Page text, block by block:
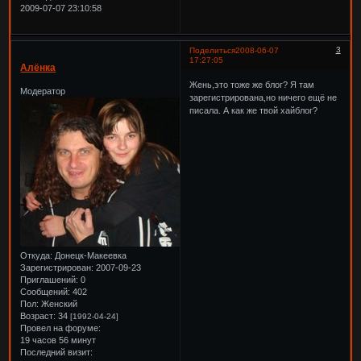
2009-07-07 23:10:58
Поделиться 3
2008-06-07
17:27:05
Алёнка
Модератор
Откуда: Донецк-Макеевка
Зарегистрирован: 2007-09-23
Приглашений: 0
Сообщений: 402
Пол: Женский
Возраст: 34[1992-04-24]
Провел на форуме:
19 часов 56 минут
Последний визит:
Жень,это тоже же блог? Я там
зарегистрирована,но ничего ещё не
писала. А как же твой хайблог?